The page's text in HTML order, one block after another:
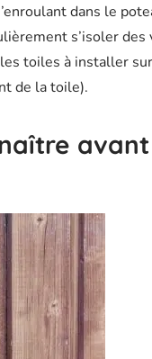
dans le
s’isoler des
toiles à installer
de la toile).